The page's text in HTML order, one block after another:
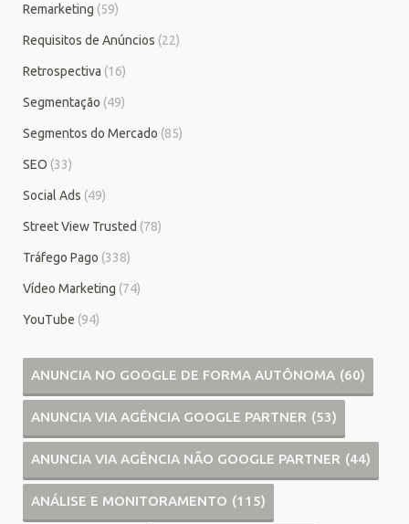
Remarketing (59)
Requisitos de Anúncios (22)
Retrospectiva (16)
Segmentação (49)
Segmentos do Mercado (85)
SEO (33)
Social Ads (49)
Street View Trusted (78)
Tráfego Pago (338)
Vídeo Marketing (74)
YouTube (94)
ANUNCIA NO GOOGLE DE FORMA AUTÔNOMA (60)
ANUNCIA VIA AGÊNCIA GOOGLE PARTNER (53)
ANUNCIA VIA AGÊNCIA NÃO GOOGLE PARTNER (44)
ANÁLISE E MONITORAMENTO (115)